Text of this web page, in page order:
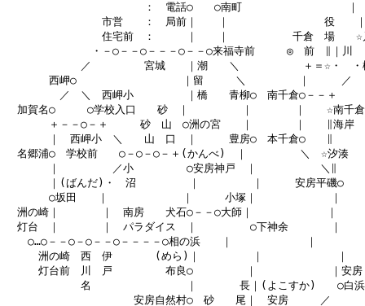
：　電話○　　○南町　　　　　　　　　　｜
市営　　：　局前｜　　｜　　　　　　　　　役　　
住宅前　：　　　｜　　｜　　　　　　千倉　場　　☆
・－○－－○－－－○－－○来福寺前　　　◎　前　∥｜川
／　　　　　宮城　　｜潮　　＼　　　　　　＋＝☆・　・
西岬○　　　　　　　　　　｜留　　　＼　　　　　｜　　　／
／　＼　西岬小　　　　　｜橋　　青柳○　南千倉○－－＋
加賀名○　　　○学校入口　　砂　｜　　　　　｜　　　　｜　　☆南千倉
＋－－○－＋　　　砂　山　○洲の宮　　｜　　　　｜　　∥海岸
｜　西岬小　＼　　山　口　｜　　　豊房○　本千倉○　　∥
名郷浦○　学校前　　○－○－○－＋(かんべ)　｜　　　　　＼　☆汐湊
｜　　　　　／小　　　　　○安房神戸　｜　　　　　　＼∥
｜(ばんだ)・　沼　　　　　｜　　　　　｜　　　安房平磯○
○坂田　　｜　　　　　　　｜　　　小塚｜　　　　　　　｜
洲の崎｜　　　　｜　南房　　犬石○－－○大師｜　　　　　　　｜
灯台　｜　　　　｜　パラダイス　｜　　　　　○下神余　　　　｜
○…○－－○－○－－○－－－－○相の浜　　｜　　　　　　　｜
洲の崎　西　伊　　　　(めら)｜　　　　　｜　　　　　　　｜
灯台前　川　戸　　　　　布良○　　　　　｜　　　　　　　｜安房
名　　　　　　　　　｜　　　　長｜(よこすか)　　○白浜
安房自然村○　砂　　尾｜　安房　　　／